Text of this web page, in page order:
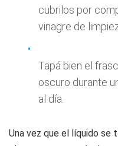
cubrilos por
vinagre de
Tapá bien el
oscuro durante
al día.
Una vez que el líquido se